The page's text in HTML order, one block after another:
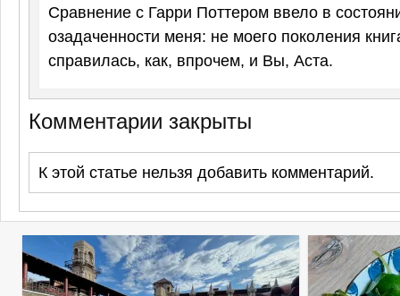
Сравнение с Гарри Поттером ввело в
озадаченности меня: не моего поколения
справилась, как, впрочем, и Вы, Аста.
Комментарии закрыты
К этой статье нельзя добавить комментарий.